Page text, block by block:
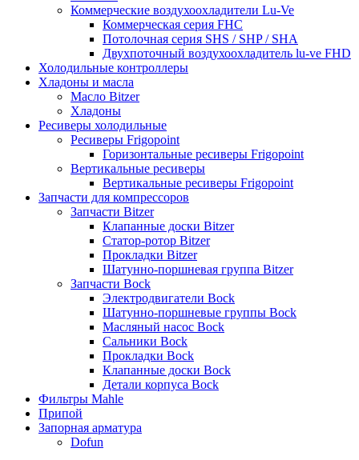
Коммерческие воздухоохладители Lu-Ve
Коммерческая серия FHC
Потолочная серия SHS / SHP / SHA
Двухпоточный воздухоохладитель lu-ve FHD
Холодильные контроллеры
Хладоны и масла
Масло Bitzer
Хладоны
Ресиверы холодильные
Ресиверы Frigopoint
Горизонтальные ресиверы Frigopoint
Вертикальные ресиверы
Вертикальные ресиверы Frigopoint
Запчасти для компрессоров
Запчасти Bitzer
Клапанные доски Bitzer
Статор-ротор Bitzer
Прокладки Bitzer
Шатунно-поршневая группа Bitzer
Запчасти Bock
Электродвигатели Bock
Шатунно-поршневые группы Bock
Масляный насос Bock
Сальники Bock
Прокладки Bock
Клапанные доски Bock
Детали корпуса Bock
Фильтры Mahle
Припой
Запорная арматура
Dofun